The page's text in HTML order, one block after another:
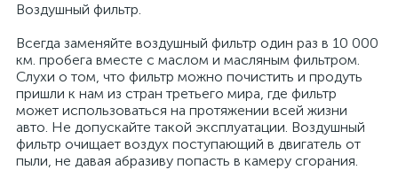
Воздушный фильтр.
Всегда заменяйте воздушный фильтр один раз в 10 000
км. пробега вместе с маслом и масляным фильтром.
Слухи о том, что фильтр можно почистить и продуть
пришли к нам из стран третьего мира, где фильтр
может использоваться на протяжении всей жизни
авто. Не допускайте такой эксплуатации. Воздушный
фильтр очищает воздух поступающий в двигатель от
пыли, не давая абразиву попасть в камеру сгорания.